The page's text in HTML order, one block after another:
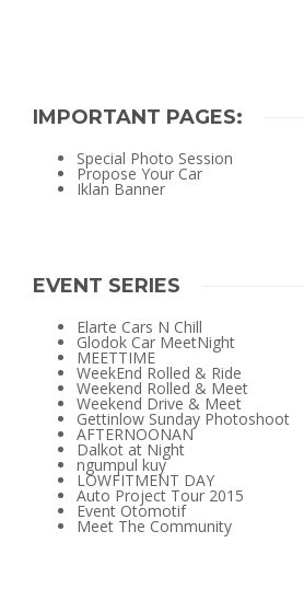
IMPORTANT PAGES:
Special Photo Session
Propose Your Car
Iklan Banner
EVENT SERIES
Elarte Cars N Chill
Glodok Car MeetNight
MEETTIME
WeekEnd Rolled & Ride
Weekend Rolled & Meet
Weekend Drive & Meet
Gettinlow Sunday Photoshoot
AFTERNOONAN
Dalkot at Night
ngumpul kuy
LOWFITMENT DAY
Auto Project Tour 2015
Event Otomotif
Meet The Community